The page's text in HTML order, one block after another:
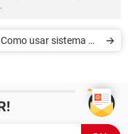
Como usar sistema do
bancos